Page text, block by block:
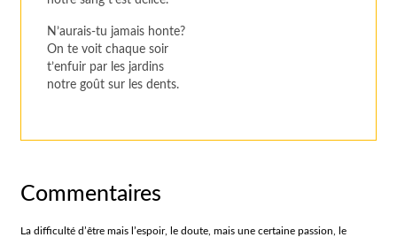
N’aurais-tu jamais honte?
On te voit chaque soir
t’enfuir par les jardins
notre goût sur les dents.
Commentaires
La difficulté d’être mais l’espoir, le doute, mais une certaine passion, le